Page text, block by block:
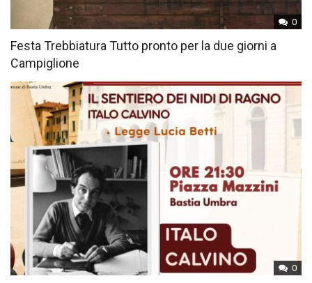
0
Festa Trebbiatura Tutto pronto per la due giorni a
Campiglione
0